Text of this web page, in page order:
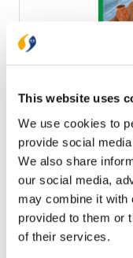
This website uses
We use cookies to
provide social
We also share
our social media,
may combine it with
provided to them or
of their services.
De grond
€ 22,99